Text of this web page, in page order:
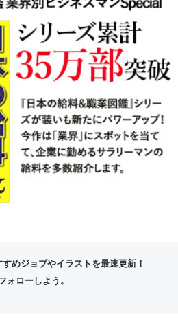
めジョブやイラストを最速更新！
ォローしよう。